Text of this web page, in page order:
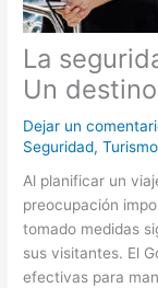
La
Un
Dejar un
Seguridad,Turismo
Al planificar un
preocupación
tomado medidas
sus visitantes. El
efectivas para